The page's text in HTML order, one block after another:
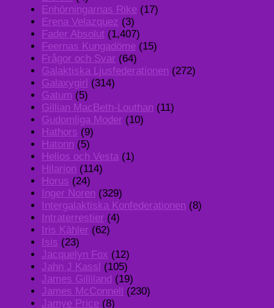
Enhörningarnas Rike (17)
Erena Velazquez (3)
Fader Absolut (1,407)
Feernas Kungadöme (15)
Frågor och Svar (64)
Galaktiska Ljusfederationen (272)
Galaxygirl (314)
Gatum (5)
Gillian MacBeth-Louthan (11)
Gudomliga Moder (10)
Hathors (9)
Hatonn (5)
Helios och Vesta (1)
Hilarion (114)
Horus (24)
Inger Noren (329)
Intergalaktiska Konfederationen (8)
Intraterrestier (4)
Iris Kähler (62)
Isis (23)
Jacquelyn Fox (12)
Jahn J Kassl (105)
James Gilliland (19)
James McConnell (230)
Jamye Price (8)